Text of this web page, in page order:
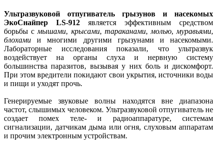
Ультразвуковой отпугиватель грызунов и насекомых
ЭкоСнайпер LS-912 является эффективным средством
борьбы с мышами, крысами, тараканами, молью, муравьями,
блохами и многими другими грызунами и насекомыми.
Лабораторные исследования показали, что ультразвук
воздействует на органы слуха и нервную систему
большинства паразитов, вызывая у них боль и дискомфорт.
При этом вредители покидают свои укрытия, источники воды
и пищи и уходят прочь.
Генерируемые звуковые волны находятся вне диапазона
частот, слышимых человеком. Ультразвуковой отпугиватель не
создает помех теле- и радиоаппаратуре, системам
сигнализации, датчикам дыма или огня, слуховым аппаратам
и прочим электронным устройствам.